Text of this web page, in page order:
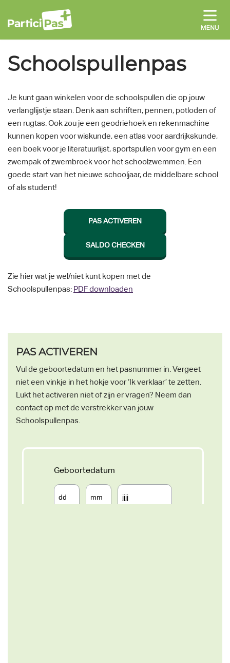
Skip
to
content
Schoolspullenpas
Je kunt gaan winkelen voor de schoolspullen die op jouw
verlanglijstje staan. Denk aan schriften, pennen, potloden of
een rugtas. Ook zou je een geodriehoek en rekenmachine
kunnen kopen voor wiskunde, een atlas voor aardrijkskunde,
een boek voor je literatuurlijst, sportspullen voor gym en een
zwempak of zwembroek voor het schoolzwemmen. Een
goede start van het nieuwe schooljaar, de middelbare school
of als student!
PAS ACTIVEREN
SALDO CHECKEN
Zie hier wat je wel/niet kunt kopen met de
Schoolspullenpas: PDF downloaden
PAS ACTIVEREN
Vul de geboortedatum en het pasnummer in. Vergeet
niet een vinkje in het hokje voor ‘Ik verklaar’ te zetten.
Lukt het activeren niet of zijn er vragen? Neem dan
contact op met de verstrekker van jouw
Schoolspullenpas.